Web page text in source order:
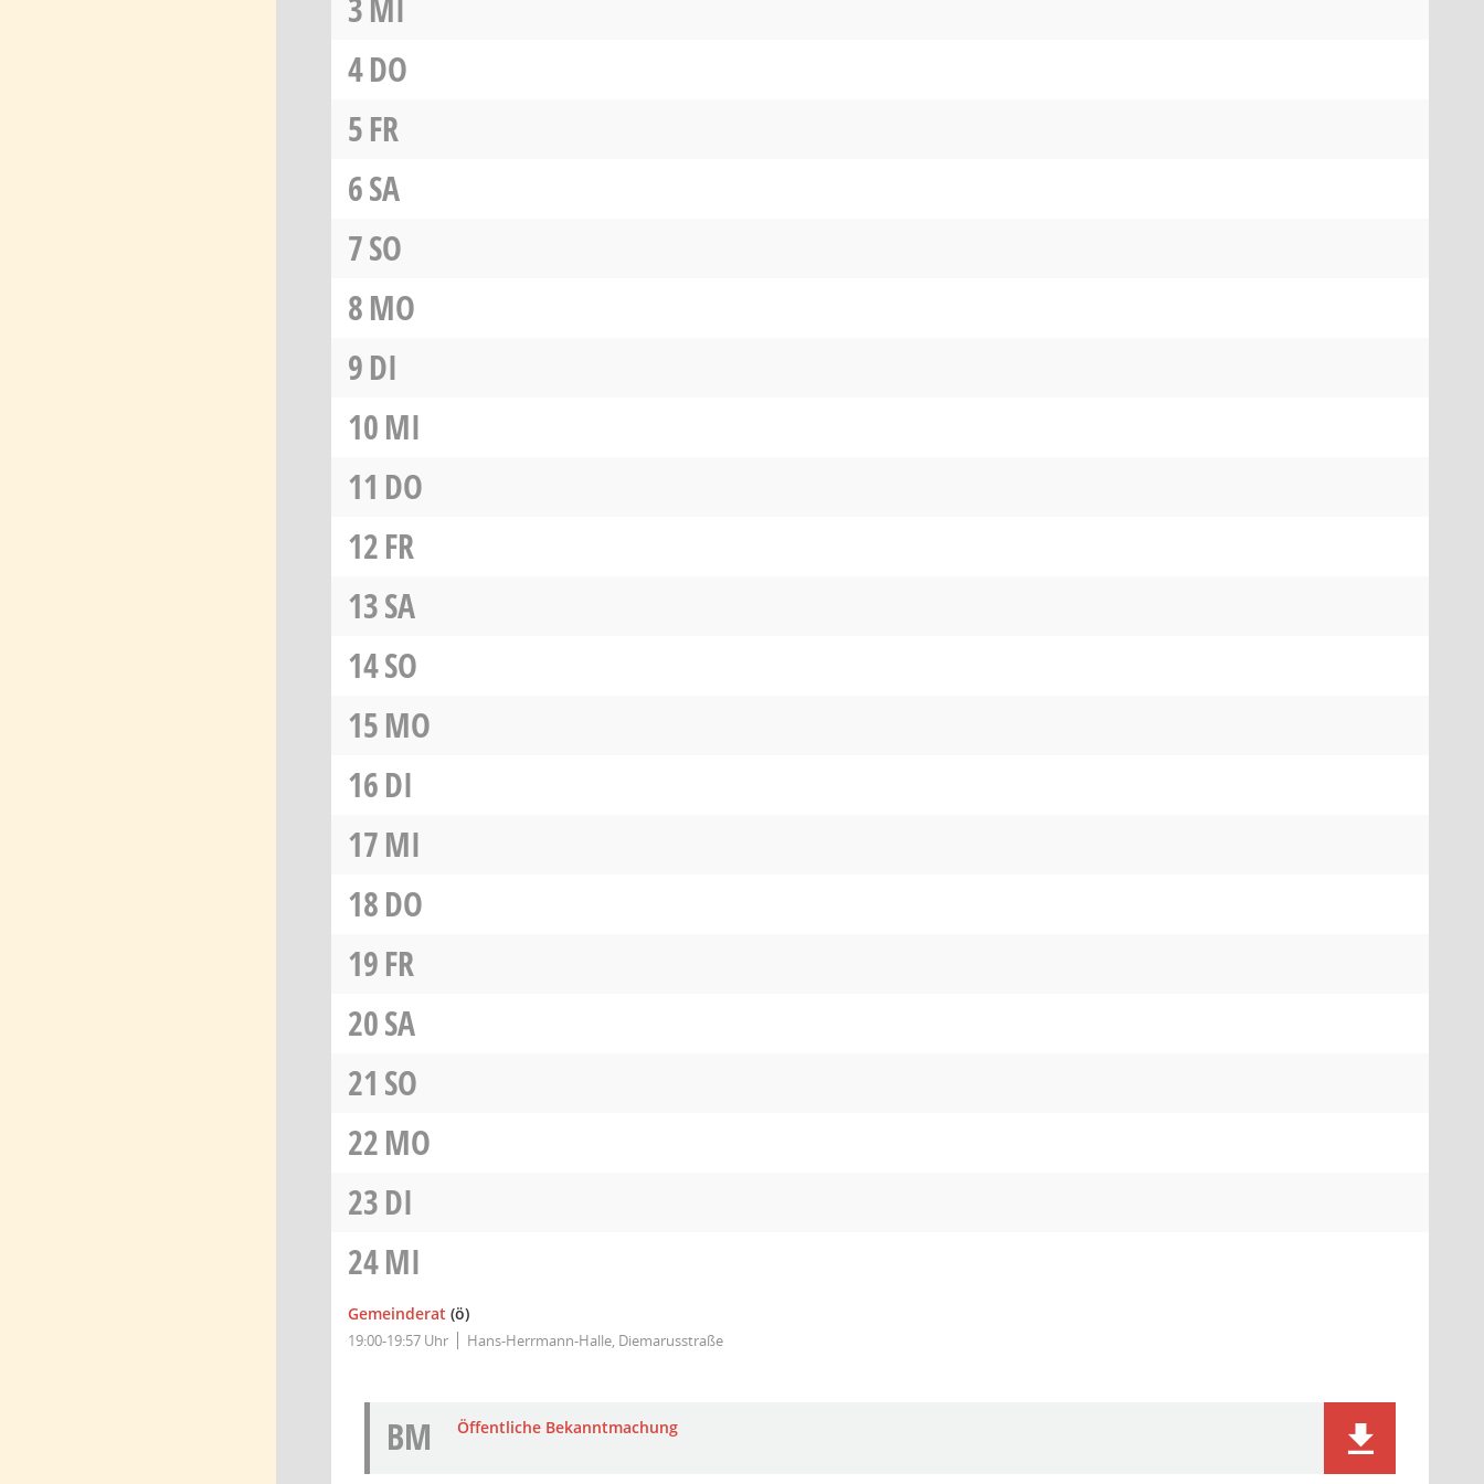
3MI
4DO
5FR
6SA
7SO
8MO
9DI
10MI
11 DO
12FR
13SA
14SO
15MO
16DI
17MI
18DO
19FR
20SA
21 SO
22MO
23DI
24MI
Gemeinderat (ö)
19:00-19:57 Uhr Hans-Herrmann-Halle, Diemarusstraße
BM Öffentliche Bekanntmachung